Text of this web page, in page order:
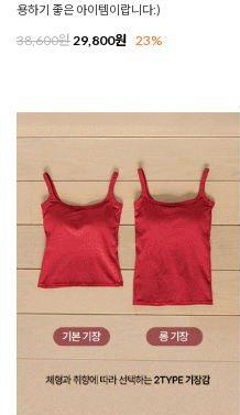
용하기 좋은 아이템이랍니다:)
38,600원 29,800원 23%